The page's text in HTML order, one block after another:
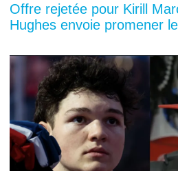
Offre rejetée pour Kirill
Hughes envoie promener